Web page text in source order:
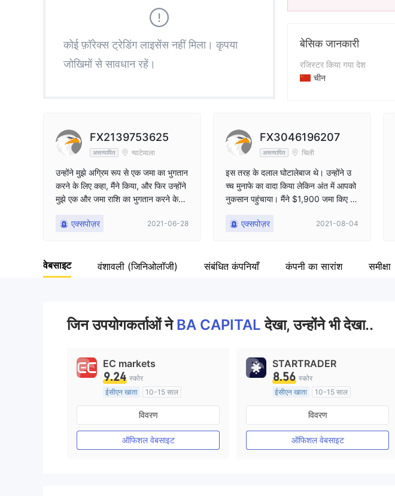
5
6
8
9
4
5
7
8
कोई फ़ॉरेक्स ट्रेडिंग लाइसेंस नहीं मिला। कृपया
जोखिमों से सावधान रहें।
बेसिक जानकारी
रजिस्टर किया गया देश
चीन
कंपनी का नाम
BA CAPITAL
FX2139753625
असत्यापित ग्वाटेमाला
उन्होंने मुझे अग्रिम रूप से एक जमा का भुगतान
करने के लिए कहा, मैंने किया, और फिर उन्होंने
मुझे एक और जमा राशि का भुगतान करने के
केवल यह जमा राशि गायब थी। जब इवान मेरे
तान करने के लिए कहा। मुझे पैसे दो, उन्होंने
कहा कि मुझे एक और पैसा बचाना है, उन्होंने
एक्सपोज़र 2021-06-28
FX3046196207
असत्यापित चिली
इस तरह के दलाल घोटालेबाज थे। उन्होंने उ
च्च मुनाफे का वादा किया लेकिन अंत में आपको
नुकसान पहुंचाया। मैंने $1,900 जमा किए औ
असमर्थ था। मेरा सारा पैसा चला गया था।
एक्सपोज़र 2021-08-04
वेबसाइट वंशावली (जिनिओलॉजी) संबंधित कंपनियाँ कंपनी का सारांश समीक्षा
जिन उपयोगकर्ताओं ने BA CAPITALदेखा, उन्होंने भी देखा..
EC markets
9.24 स्कोर
ईसीएन खाता
10-15 साल
ऑस्ट्रेलिया विनियमन
मार्केट मेकिंग (एमएम)
मुख्य-लेबल MT4
विवरण
ऑफिशल वेबसाइट
STARTRADER
8.56 स्कोर
ईसीएन खाता
10-15 साल
ऑस्ट्रेलिया विनियमन
मार्केट मेकिंग (एमएम)
मुख्य-लेबल MT4
विवरण
ऑफिशल वेबसाइट